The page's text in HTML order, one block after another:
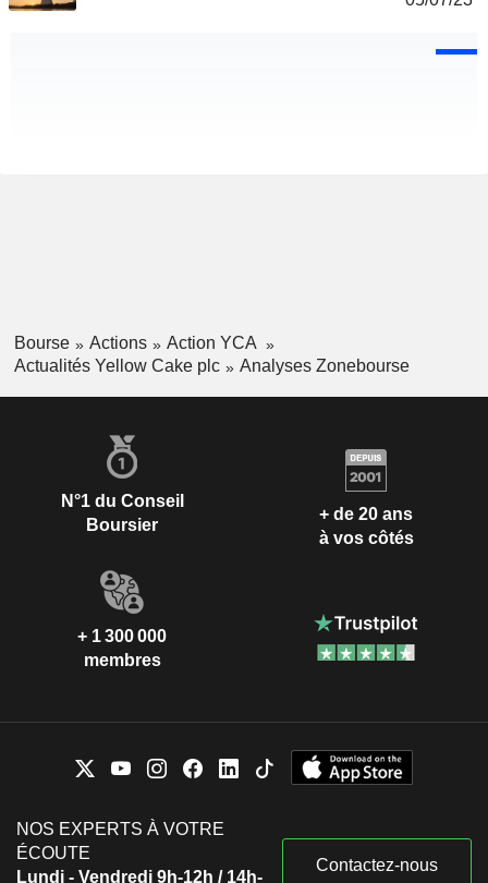
Bourse Actions
Action YCA
Actualités Yellow Cake plc
Analyses Zonebourse
N°1 du Conseil
Boursier
+ de 20 ans
à vos côtés
+ 1 300 000
membres
NOS EXPERTS À VOTRE
ÉCOUTE
Lundi - Vendredi 9h-12h / 14h-
Contactez-nous